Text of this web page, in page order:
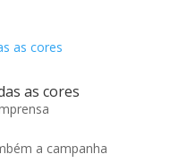
as cores
a campanha